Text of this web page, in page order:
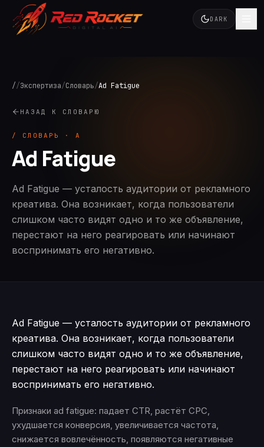
DARK
//Экспертиза/Словарь/Ad Fatigue
НАЗАД К СЛОВАРЮ
/ СЛОВАРЬ · A
Ad Fatigue
Ad Fatigue — усталость аудитории от рекламного
креатива. Она возникает, когда пользователи
слишком часто видят одно и то же объявление,
перестают на него реагировать или начинают
воспринимать его негативно.
Ad Fatigue — усталость аудитории от рекламного
креатива. Она возникает, когда пользователи
слишком часто видят одно и то же объявление,
перестают на него реагировать или начинают
воспринимать его негативно.
Признаки ad fatigue: падает CTR, растёт CPC,
ухудшается конверсия, увеличивается частота,
снижается вовлечённость, появляются негативные